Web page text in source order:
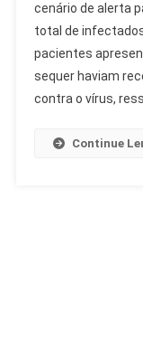
cenário de alerta
total de
pacientes
sequer haviam
contra o vírus,
Continue